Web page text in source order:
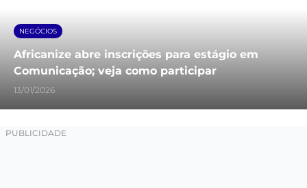
NEGÓCIOS
Africanize abre inscrições para estágio em
Comunicação; veja como participar
13/01/2026